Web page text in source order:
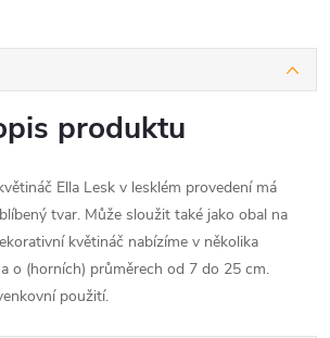
produktu
Ella Lesk v lesklém provedení má
tvar. Může sloužit také jako obal na
květináč nabízíme v několika
o (horních) průměrech od 7 do 25 cm.
použití.